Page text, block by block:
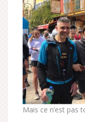
Mais ce n’est pas